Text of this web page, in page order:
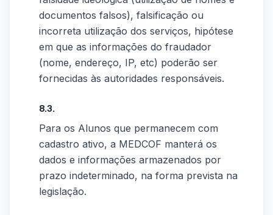
documentos falsos), falsificação ou
incorreta utilização dos serviços, hipótese
em que as informações do fraudador
(nome, endereço, IP, etc) poderão ser
fornecidas às autoridades responsáveis.
8.3.
Para os Alunos que permanecem com
cadastro ativo, a MEDCOF manterá os
dados e informações armazenados por
prazo indeterminado, na forma prevista na
legislação.